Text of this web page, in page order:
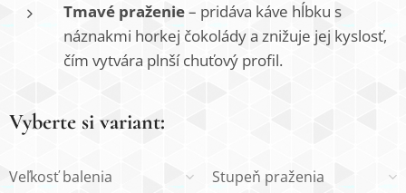
Tmavé praženie– pridáva káve hĺbku s
náznakmi horkej čokolády a znižuje jej kyslosť,
čím vytvára plnší chuťový profil.
Vyberte si variant:
Veľkosť balenia Stupeň praženia